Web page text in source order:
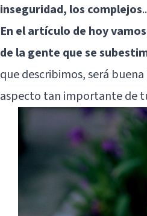
inseguridad, los complejos
En el artículo de hoy
de la gente que se
que describimos, será
aspecto tan importante de